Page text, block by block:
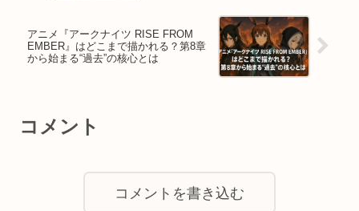
アニメ『アークナイツ RISE FROM
EMBER』はどこまで描かれる？第8章
から始まる“過去”の核心とは
コメント
コメントを書き込む